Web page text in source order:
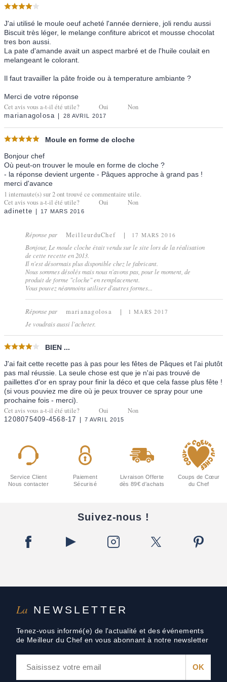
J'ai utilisé le moule oeuf acheté l'année derniere, joli rendu aussi
Biscuit très léger, le melange confiture abricot et mousse chocolat
tres bon aussi.
La pate d'amande avait un aspect marbré et de l'huile coulait en
melangeant le colorant.
Il faut travailler la pâte froide ou à temperature ambiante ?
Merci de votre réponse
Cet avis vous a-t-il été utile? Oui Non
marianagolosa 28 AVRIL 2017
Moule en forme de cloche
Bonjour chef
Où peut-on trouver le moule en forme de cloche ?
- la réponse devient urgente - Pâques approche à grand pas !
merci d'avance
1 internaute(s) sur2ont trouvé ce commentaire utile.
Cet avis vous a-t-il été utile?
Oui Non
adinette 17 MARS 2016
Réponse par MeilleurduChef 17 MARS 2016
Bonjour, Le moule cloche était vendu sur le site lors de la réalisation
de cette recette en 2013.
Il n'est désormais plus disponible chez le fabricant.
Nous sommes désolés mais nous n'avons pas, pour le moment, de
produit de forme "cloche" en remplacement.
Vous pouvez néanmoins utiliser d'autres formes...
Réponse par marianagolosa 1 MARS 2017
Je voudrais aussi l'acheter.
BIEN ...
J'ai fait cette recette pas à pas pour les fêtes de Pâques et l'ai plutôt
pas mal réussie. La seule chose est que je n'ai pas trouvé de
paillettes d'or en spray pour finir la déco et que cela fasse plus fête !
(si vous pouviez me dire où je peux trouver ce spray pour une
prochaine fois - merci).
Cet avis vous a-t-il été utile? Oui Non
1208075409-4568-17 7 AVRIL 2015
La NEWSLETTER
Tenez-vous informé(e) de l'actualité et des événements
de Meilleur du Chef en vous abonnant à notre newsletter
Service Client
Nous contacter
Paiement
Sécurisé
Livraison Offerte
dès 89€ d'achats
Coups de Cœur
du Chef
Suivez-nous !